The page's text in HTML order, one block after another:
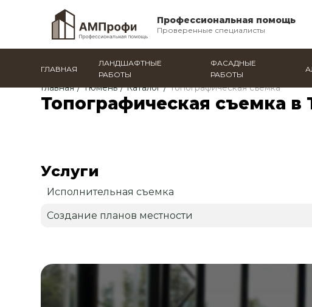
Профессиональная помощь
Проверенные специалисты
ГЛАВНАЯ
ЛАНДШАФТНЫЕ
РАБОТЫ
ФАСАДНЫЕ
РАБОТЫ
Главная / Тюмень / Каталог / Топографическая съемка
Топографическая съемка
Услуги
Исполнительная съемка
Создание планов местности